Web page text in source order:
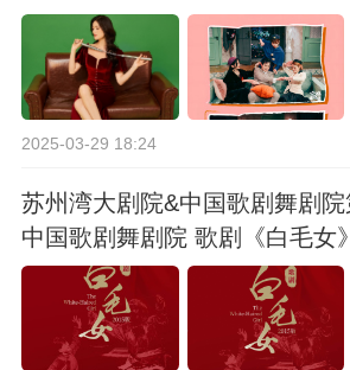
2025-03-29 18:24
苏州湾大剧院&中国歌剧舞剧
中国歌剧舞剧院 歌剧《白毛女》